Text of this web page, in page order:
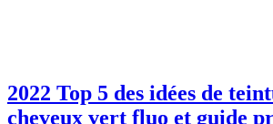
2022 Top 5 des idées de
cheveux vert fluo et guide